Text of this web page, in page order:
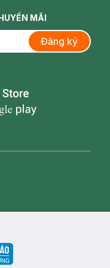
MÃI
Đăng ký
icon